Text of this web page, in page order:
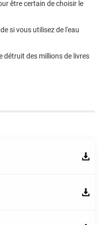
être certain de choisir le
si vous utilisez de l'eau
détruit des millions de livres